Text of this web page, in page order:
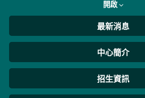
開啟
最新消息
中心簡介
招生資訊